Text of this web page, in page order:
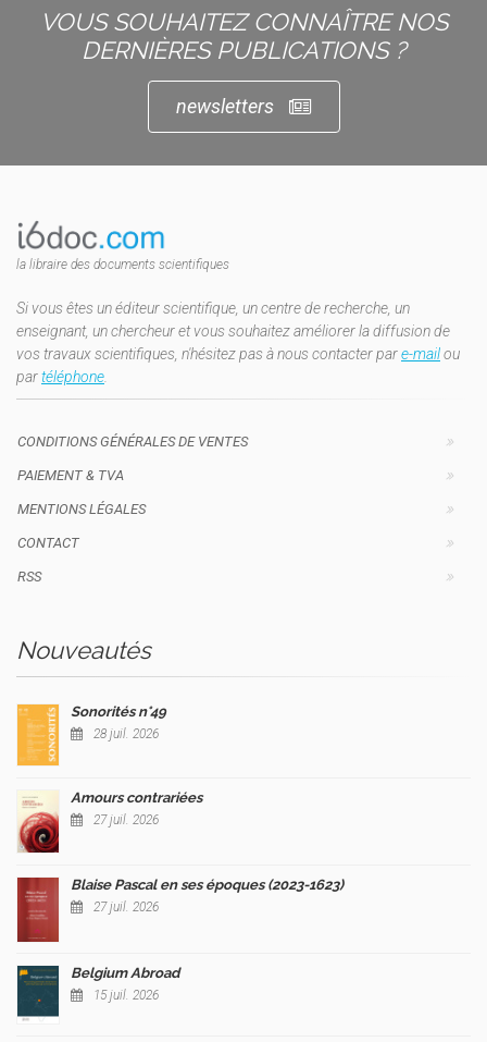
VOUS SOUHAITEZ CONNAÎTRE NOS
DERNIÈRES PUBLICATIONS ?
newsletters
la libraire des documents scientifiques
Si vous êtes un éditeur scientifique, un centre de recherche, un
enseignant, un chercheur et vous souhaitez améliorer la diffusion de
vos travaux scientifiques, n'hésitez pas à nous contacter pare-mailou
partéléphone.
CONDITIONS GÉNÉRALES DE VENTES
PAIEMENT & TVA
MENTIONS LÉGALES
CONTACT
RSS
Nouveautés
Sonorités n°49
28 juil. 2026
Amours contrariées
27 juil. 2026
Blaise Pascal en ses époques (2023-1623)
27 juil. 2026
Belgium Abroad
15 juil. 2026